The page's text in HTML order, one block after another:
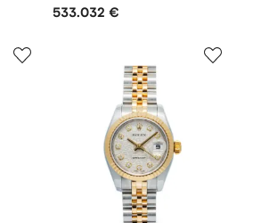
533.032 €